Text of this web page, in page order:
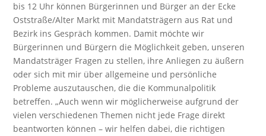
bis 12 Uhr können Bürgerinnen und Bürger an der Ecke
Oststraße/Alter Markt mit Mandatsträgern aus Rat und
Bezirk ins Gespräch kommen. Damit möchte wir
Bürgerinnen und Bürgern die Möglichkeit geben, unseren
Mandatsträger Fragen zu stellen, ihre Anliegen zu äußern
oder sich mit mir über allgemeine und persönliche
Probleme auszutauschen, die die Kommunalpolitik
betreffen. „Auch wenn wir möglicherweise aufgrund der
vielen verschiedenen Themen nicht jede Frage direkt
beantworten können – wir helfen dabei, die richtigen